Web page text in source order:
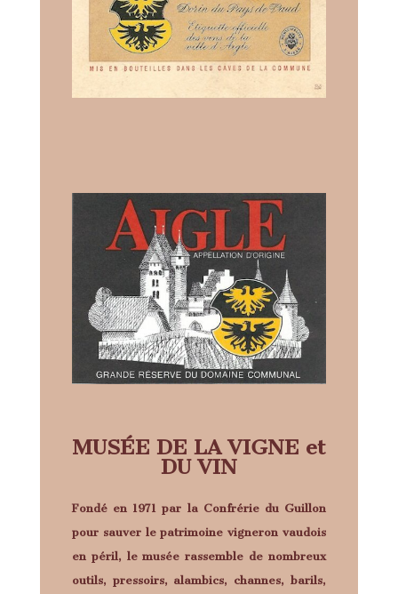
MUSÉE DE LA VIGNE et
DU VIN
Fondé en 1971 par la Confrérie du Guillon
pour sauver le patrimoine vigneron vaudois
en péril, le musée rassemble de nombreux
outils, pressoirs, alambics, channes, barils,